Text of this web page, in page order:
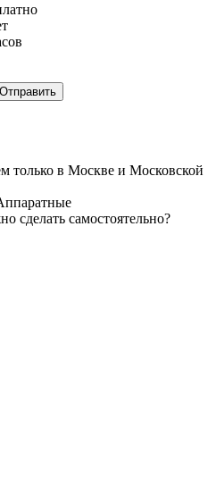
Отправить
только в Москве и Московской
сделать самостоятельно?